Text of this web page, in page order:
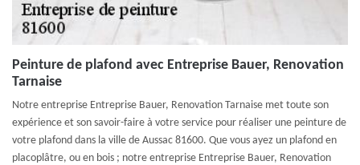
Peinture de plafond avec Entreprise Bauer, Renovation
Tarnaise
Notre entreprise Entreprise Bauer, Renovation Tarnaise met toute son
expérience et son savoir-faire à votre service pour réaliser une peinture de
votre plafond dans la ville de Aussac 81600. Que vous ayez un plafond en
placoplâtre, ou en bois ; notre entreprise Entreprise Bauer, Renovation